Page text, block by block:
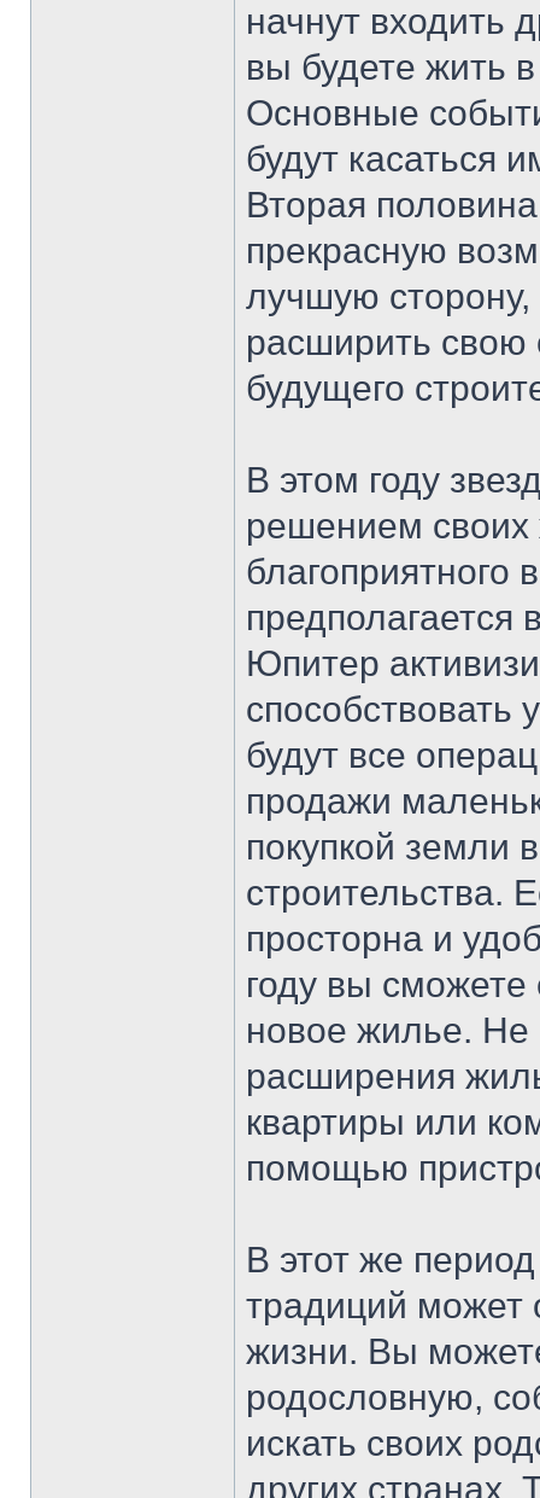
начнут входить
вы будете жить
Основные
будут касаться
Вторая
прекрасную
лучшую
расширить
будущего
В этом году
решением своих
благоприятного
Юпитер
будут все
продажи
покупкой земли
строительства.
просторна и
году вы сможете
новое жилье. Не
расширения
квартиры или
помощью
В этот же
традиций может
жизни. Вы
родословную,
искать своих
других